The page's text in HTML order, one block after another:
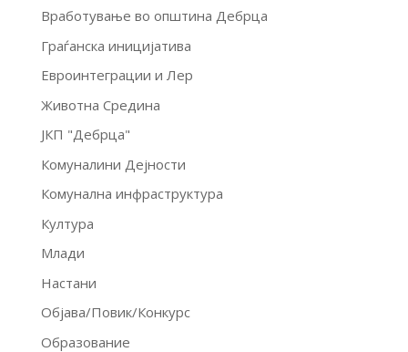
Вработување во општина Дебрца
Граѓанска иницијатива
Евроинтеграции и Лер
Животна Средина
ЈКП "Дебрца"
Комуналини Дејности
Комунална инфраструктура
Култура
Млади
Настани
Објава/Повик/Конкурс
Образование